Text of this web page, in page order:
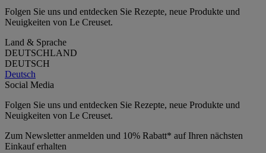
Folgen Sie uns und entdecken Sie Rezepte, neue Produkte und
Neuigkeiten von Le Creuset.
Land & Sprache
DEUTSCHLAND
DEUTSCH
Deutsch
Social Media
Folgen Sie uns und entdecken Sie Rezepte, neue Produkte und
Neuigkeiten von Le Creuset.
Zum Newsletter anmelden und 10% Rabatt* auf Ihren nächsten
Einkauf erhalten